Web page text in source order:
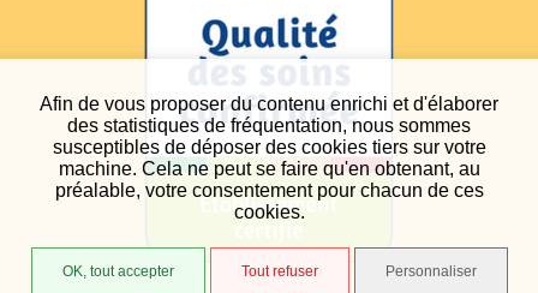
Afin de vous proposer du contenu enrichi et d'élaborer
des statistiques de fréquentation, nous sommes
susceptibles de déposer des cookies tiers sur votre
machine. Cela ne peut se faire qu'en obtenant, au
préalable, votre consentement pour chacun de ces
cookies.
OK, tout accepter Tout refuser Personnaliser